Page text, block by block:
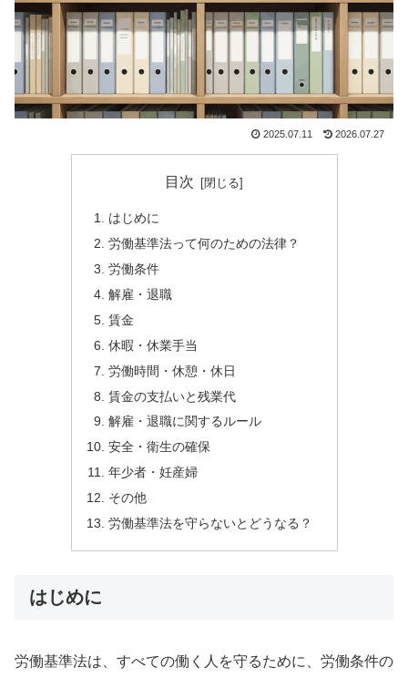
2025.07.11 2026.07.27
目次
はじめに
労働基準法って何のための法律？
労働条件
解雇・退職
賃金
休暇・休業手当
労働時間・休憩・休日
賃金の支払いと残業代
解雇・退職に関するルール
安全・衛生の確保
年少者・妊産婦
その他
労働基準法を守らないとどうなる？
はじめに
労働基準法は、すべての働く人を守るために、労働条件の